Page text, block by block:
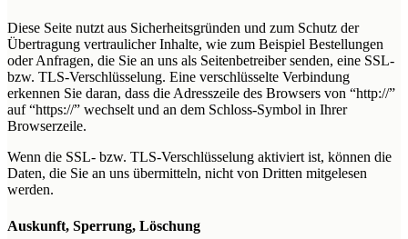
Diese Seite nutzt aus Sicherheitsgründen und zum Schutz der
Übertragung vertraulicher Inhalte, wie zum Beispiel Bestellungen
oder Anfragen, die Sie an uns als Seitenbetreiber senden, eine SSL-
bzw. TLS-Verschlüsselung. Eine verschlüsselte Verbindung
erkennen Sie daran, dass die Adresszeile des Browsers von “http://”
auf “https://” wechselt und an dem Schloss-Symbol in Ihrer
Browserzeile.
Wenn die SSL- bzw. TLS-Verschlüsselung aktiviert ist, können die
Daten, die Sie an uns übermitteln, nicht von Dritten mitgelesen
werden.
Auskunft, Sperrung, Löschung